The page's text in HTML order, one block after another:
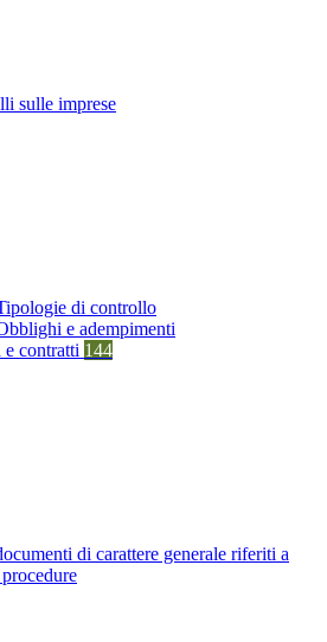
sulle imprese
di controllo
e adempimenti
contratti 144
di carattere generale riferiti a